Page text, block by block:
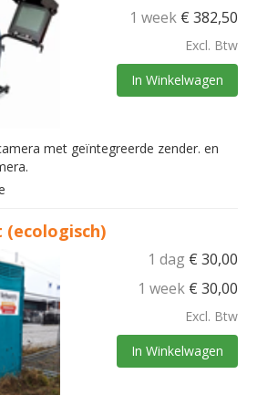
1 week € 382,50
Excl. Btw
In Winkelwagen
met geïntegreerde zender. en
1 dag € 30,00
1 week € 30,00
Excl. Btw
In Winkelwagen